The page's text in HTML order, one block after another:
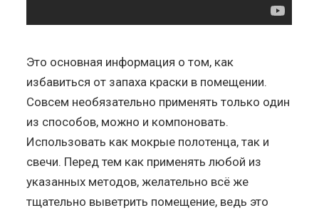
Это основная информация о том, как
избавиться от запаха краски в помещении.
Совсем необязательно применять только один
из способов, можно и компоновать.
Использовать как мокрые полотенца, так и
свечи. Перед тем как применять любой из
указанных методов, желательно всё же
тщательно выветрить помещение, ведь это